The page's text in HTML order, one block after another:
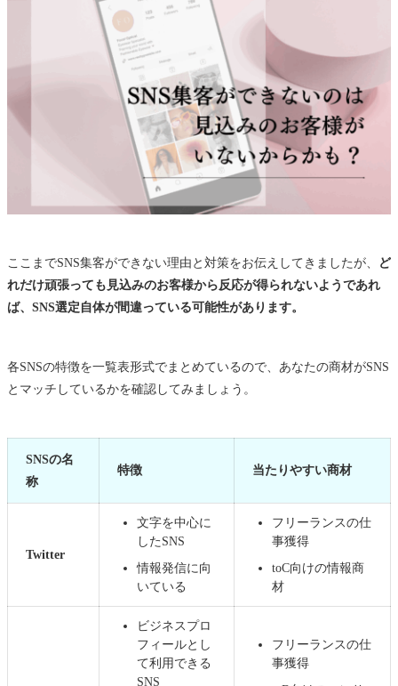
ここまでSNS集客ができない理由と対策をお伝えしてきましたが、
ど
れだけ頑張っても見込みのお客様から反応が得られないようであれ
ば、SNS選定自体が間違っている可能性があります。
各SNSの特徴を一覧表形式でまとめているので、あなたの商材がSNS
とマッチしているかを確認してみましょう。
SNSの名
称
特徴 当たりやすい商材
Twitter
文字を中心に
したSNS
情報発信に向
いている
フリーランスの仕
事獲得
toC向けの情報商
材
ビジネスプロ
フィールとし
て利用できる
SNS
フリーランスの仕
事獲得